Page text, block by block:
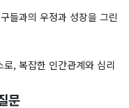
들과의 우정과 성장을 그린
, 복잡한 인간관계와 심리
문